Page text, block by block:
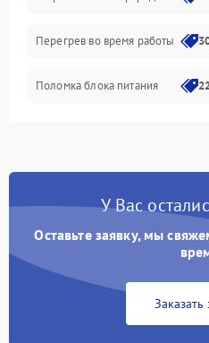
Корпус/Герметичность
Интерфейсы
Перегрев во время работы
Поломка блока питания
У Вас
Оставьте заявку, мы
Заказать